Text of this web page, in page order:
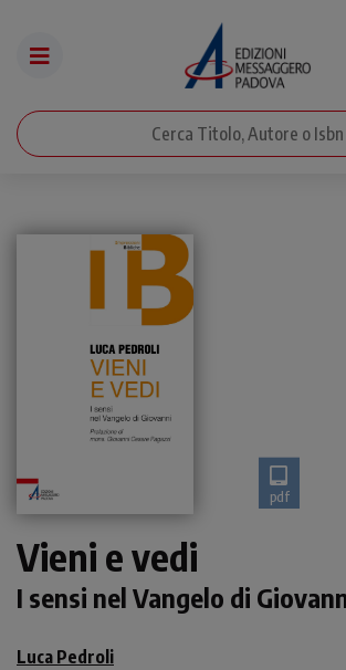
pdf
Vieni e vedi
I sensi nel Vangelo di
Luca Pedroli